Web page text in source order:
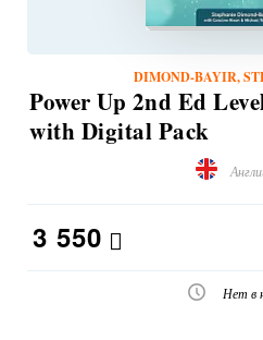
DIMOND-BAYIR,
Power Up 2nd Ed
with Digital Pack
3 550
Нет в